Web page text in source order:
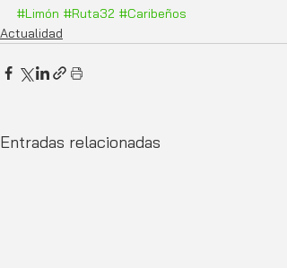
#Limón #Ruta32 #Caribeños
Actualidad
Entradas relacionadas